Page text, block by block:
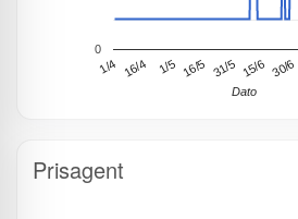
1/4 16/4 1/5 16/5 31/5 15/6 30/6
0
Dato
Prisagent